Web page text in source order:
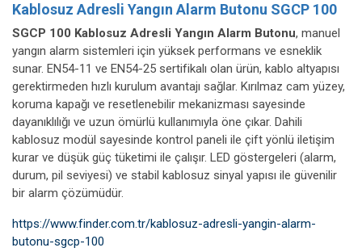
Kablosuz Adresli Yangın Alarm Butonu SGCP 100
SGCP 100 Kablosuz Adresli Yangın Alarm Butonu, manuel
yangın alarm sistemleri için yüksek performans ve esneklik
sunar. EN54-11 ve EN54-25 sertifikalı olan ürün, kablo altyapısı
gerektirmeden hızlı kurulum avantajı sağlar. Kırılmaz cam yüzey,
koruma kapağı ve resetlenebilir mekanizması sayesinde
dayanıklılığı ve uzun ömürlü kullanımıyla öne çıkar. Dahili
kablosuz modül sayesinde kontrol paneli ile çift yönlü iletişim
kurar ve düşük güç tüketimi ile çalışır. LED göstergeleri (alarm,
durum, pil seviyesi) ve stabil kablosuz sinyal yapısı ile güvenilir
bir alarm çözümüdür.
https://www.finder.com.tr/kablosuz-adresli-yangin-alarm-
butonu-sgcp-100